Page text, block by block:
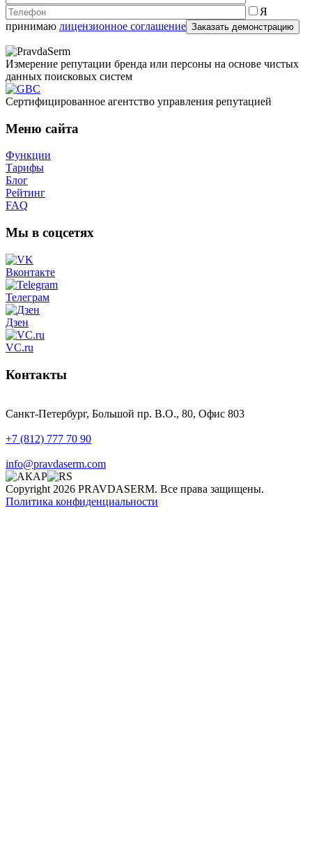
Я
принимаю лицензионное соглашение
Измерение репутации бренда или персоны на основе чистых
данных поисковых систем
Cертифицированное агентство управления репутацией
Меню сайта
Функции
Тарифы
Блог
Рейтинг
FAQ
Мы в соцсетях
Вконтакте
Телеграм
Дзен
VC.ru
Контакты
Санкт-Петербург, Большой пр. В.О., 80, Офис 803
+7 (812) 777 70 90
info@pravdaserm.com
Copyright 2026 PRAVDASERM. Все права защищены.
Политика конфиденциальности